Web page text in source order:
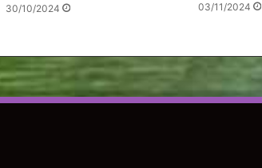
03/11/2024
30/10/2024